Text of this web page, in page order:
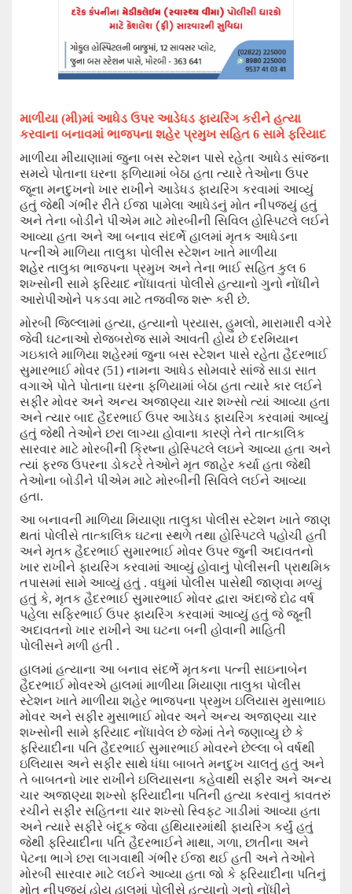
માળીયા (મી)માં આધેડ ઉપરઆડેધડ ફાયરિંગ કરીને હત્યા
કરવાના બનાવમાં ભાજપના શહેર પ્રમુખ સહિત 6 સામે ફરિયાદ
માળીયા મીયાણામાં જુના બસ સ્ટેશન પાસે રહેતા આધેડ સાંજના
સમયે પોતાના ઘરના ફળિયામાં બેઠા હતા ત્યારે તેઓના ઉપર
જૂના મનદુખનો ખાર રાખીને આડેધડ ફાયરિંગ કરવામાં આવ્યું
હતું જેથી ગંભીર રીતે ઈજા પામેલા આધેડનું મોત નીપજયું હતું
અને તેના બોડીને પીએમ માટે મોરબીની સિવિલ હોસ્પિટલે લઈને
આવ્યા હતા અને આ બનાવ સંદર્ભે હાલમાં મૃતક આધેડના
પત્નીએ માળિયા તાલુકા પોલીસ સ્ટેશન ખાતે માળીયા
શહેર તાલુકા ભાજપના પ્રમુખ અને તેના ભાઈ સહિત કુલ 6
શખ્સોની સામે ફરિયાદ નોંધાવતાં પોલીસે હત્યાનો ગુનો નોંધીને
આરોપીઓને પકડવા માટે તજવીજ શરૂ કરી છે.
મોરબી જિલ્લામાં હત્યા, હત્યાનો પ્રયાસ, હુમલો, મારામારી વગેરે
જેવી ઘટનાઓ રોજબરોજ સામે આવતી હોય છે દરમિયાન
ગઇકાલે માળિયા શહેરમાં જુના બસ સ્ટેશન પાસે રહેતા હૈદરભાઈ
સુમારભાઈ મોવર (51) નામના આધેડ સોમવારે સાંજે સાડા સાત
વગાએ પોતે પોતાના ઘરના ફળિયામાં બેઠા હતા ત્યારે કાર લઈને
સફીર મોવર અને અન્ય અજાણ્યા ચાર શખ્સો ત્યાં આવ્યા હતા
અને ત્યાર બાદ હૈદરભાઈ ઉપર આડેધડ ફાયરિંગ કરવામાં આવ્યું
હતું જેથી તેઓને છરા લાગ્યા હોવાના કારણે તેને તાત્કાલિક
સારવાર માટે મોરબીની ક્રિષ્ના હોસ્પિટલે લઇને આવ્યા હતા અને
ત્યાં ફરજ ઉપરના ડોકટરે તેઓને મૃત જાહેર કર્યા હતા જેથી
તેઓના બોડીને પીએમ માટે મોરબીની સિવિલે લઈને આવ્યા
હતા.
આ બનાવની માળિયા મિયાણા તાલુકા પોલીસ સ્ટેશન ખાતે જાણ
થતાં પોલીસે તાત્કાલિક ઘટના સ્થળે તથા હોસ્પિટલે પહોચી હતી
અને મૃતક હૈદરભાઈ સુમારભાઈ મોવર ઉપર જુની અદાવતનો
ખાર રાખીને ફાયરિંગ કરવામાં આવ્યું હોવાનું પોલીસની પ્રાથમિક
તપાસમાં સામે આવ્યું હતું . વધુમાં પોલીસ પાસેથી જાણવા મળ્યું
હતું કે, મૃતક હૈદરભાઈ સુમારભાઈ મોવર દ્વારા અંદાજે દોઢ વર્ષ
પહેલા સફિરભાઈ ઉપર ફાયરિંગ કરવામાં આવ્યું હતું જે જૂની
અદાવતનો ખાર રાખીને આ ઘટના બની હોવાની માહિતી
પોલીસને મળી હતી .
હાલમાં હત્યાના આ બનાવ સંદર્ભે મૃતકના પત્ની સાઇનાબેન
હૈદરભાઈ મોવરએ હાલમાં માળીયા મિયાણા તાલુકા પોલીસ
સ્ટેશન ખાતે માળીયા શહેર ભાજપના પ્રમુખ ઇલિયાસ મુસાભાઇ
મોવર અને સફીર મુસાભાઈ મોવર અને અન્ય અજાણ્યા ચાર
શખ્સોની સામે ફરિયાદ નોંધાવેલ છે જેમાં તેને જણાવ્યુ છે કે
ફરિયાદીના પતિ હૈદરભાઈ સુમારભાઈ મોવરને છેલ્લા બે વર્ષથી
ઇલિયાસ અને સફીર સાથે ધંધા બાબતે મનદુખ ચાલતું હતું અને
તે બાબતનો ખાર રાખીને ઇલિયાસના કહેવાથી સફીર અને અન્ય
ચાર અજાણ્યા શખ્સો ફરિયાદીના પતિની હત્યા કરવાનું કાવતરું
રચીને સફીર સહિતના ચાર શખ્સો સ્વિફ્ટ ગાડીમાં આવ્યા હતા
અને ત્યારે સફીરે બંદૂક જેવા હથિયારમાંથી ફાયરિંગ કર્યું હતું
જેથી ફરિયાદીના પતિ હૈદરભાઈને માથા, ગળા, છાતીના અને
પેટના ભાગે છરા લાગવાથી ગંભીર ઈજા થઈ હતી અને તેઓને
મોરબી સારવાર માટે લઈને આવ્યા હતા જો કે ફરિયાદીના પતિનું
મોત નીપજયું હોય હાલમાં પોલીસે હત્યાનો ગુનો નોંધીને